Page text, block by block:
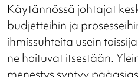
Käytännössä johtajat
budjetteihin ja
ihmissuhteita usein
ne hoituvat itsestään.
menestys syntyy